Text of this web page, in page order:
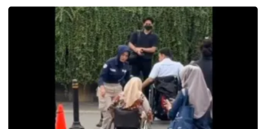
Pramusapa Transjakarta bantu disabilitas.(Foto: Istimewa-
beritajakarta.id)